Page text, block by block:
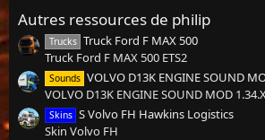
i
l
e
(
s
)
Autres ressources de philip
Trucks Truck Ford F MAX 500
Truck Ford F MAX 500 ETS2
Sounds VOLVO D13K ENGINE SOUND
VOLVO D13K ENGINE SOUND MOD
Skins S Volvo FH Hawkins Logistics
Skin Volvo FH